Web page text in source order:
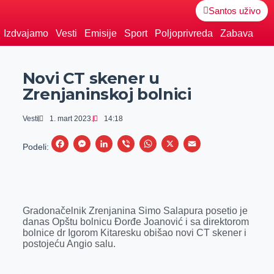
Santos uživo
Izdvajamo Vesti Emisije Sport Poljoprivreda Zabava
Novi CT skener u
Zrenjaninskoj bolnici
Vesti 1. mart 2023. 14:18
Podeli:
F
b
o
o
M
e
n
g
L
e
d
I
V
r
W
s
A
X
E
l
Gradonačelnik Zrenjanina Simo Salapura posetio je
danas Opštu bolnicu Đorđe Joanović i sa direktorom
bolnice dr Igorom Kitaresku obišao novi CT skener i
postojeću Angio salu.